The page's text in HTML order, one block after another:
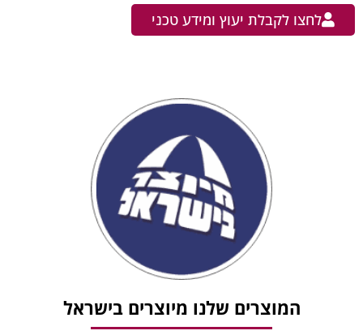
לחצו לקבלת יעוץ ומידע טכני
המוצרים שלנו מיוצרים בישראל